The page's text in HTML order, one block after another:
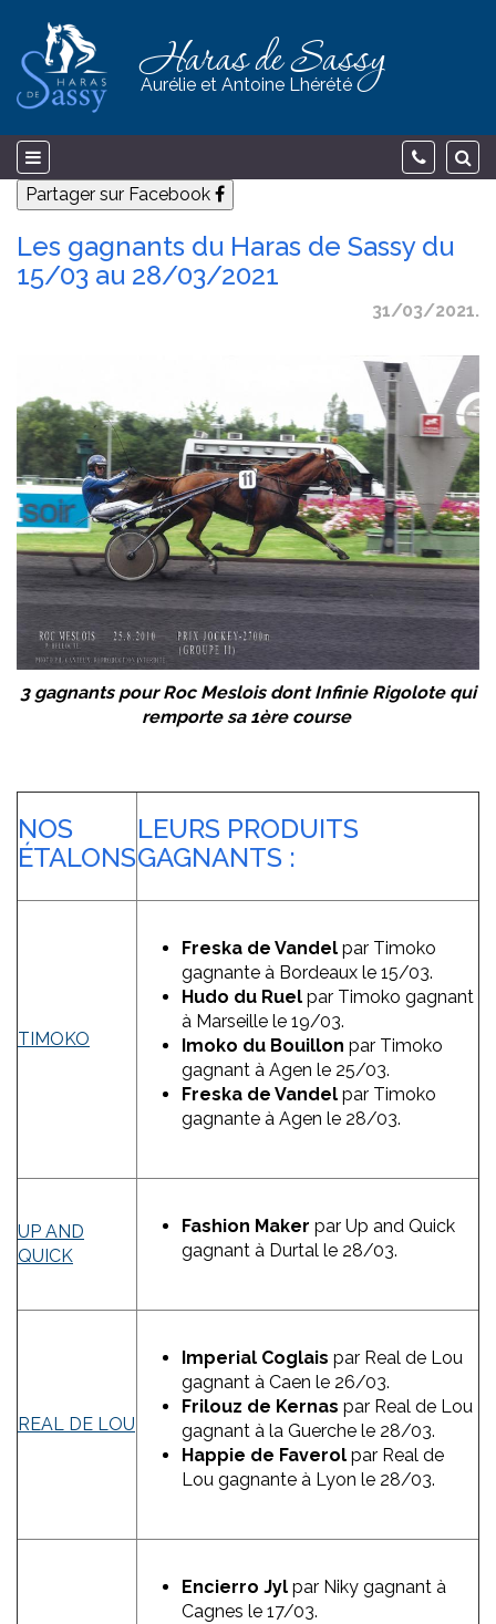
Haras de Sassy
Aurélie et Antoine Lhérété
Partager sur Facebook
Les gagnants du Haras de Sassy du
15/03 au 28/03/2021
31/03/2021.
3 gagnants pour Roc Meslois dont Infinie Rigolote qui
remporte sa 1ère course
NOS
ÉTALONS
LEURS PRODUITS
GAGNANTS :
TIMOKO
Freska de Vandel par Timoko
gagnante à Bordeaux le 15/03.
Hudo du Ruel par Timoko gagnant
à Marseille le 19/03.
Imoko du Bouillon par Timoko
gagnant à Agen le 25/03.
Freska de Vandel par Timoko
gagnante à Agen le 28/03.
UP AND
QUICK
Fashion Maker par Up and Quick
gagnant à Durtal le 28/03.
REAL DE LOU
Imperial Coglais par Real de Lou
gagnant à Caen le 26/03.
Frilouz de Kernas par Real de Lou
gagnant à la Guerche le 28/03.
Happie de Faverol par Real de
Lou gagnante à Lyon le 28/03.
Encierro Jyl par Niky gagnant à
Cagnes le 17/03.